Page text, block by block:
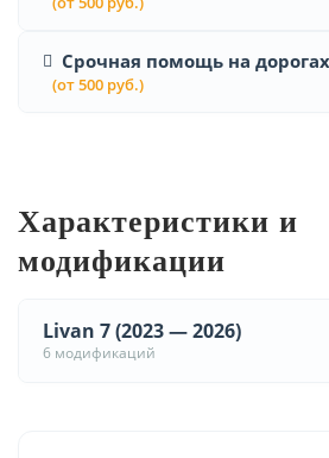
Срочная помощь на
(от 500 руб.)
Характеристики и
модификации
Livan 7 (2023 — 2026)
6 модификаций